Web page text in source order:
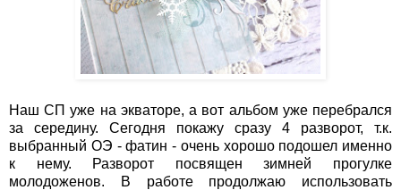
Наш СП уже на экваторе, а вот альбом уже перебрался
за середину. Сегодня покажу сразу 4 разворот, т.к.
выбранный ОЭ - фатин - очень хорошо подошел именно
к нему. Разворот посвящен зимней прогулке
молодоженов. В работе продолжаю использовать